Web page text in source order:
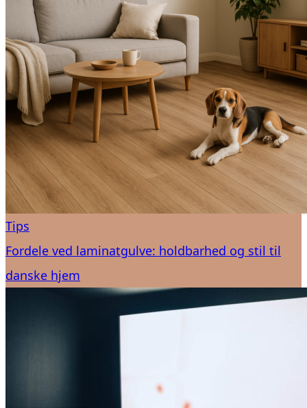
Tips
Fordele ved laminatgulve: holdbarhed og stil til
danske hjem